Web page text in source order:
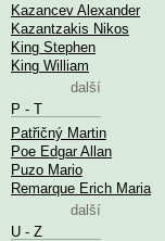
Kazancev Alexander
Kazantzakis Nikos
King Stephen
King William
další
P - T
Patřičný Martin
Poe Edgar Allan
Puzo Mario
Remarque Erich Maria
další
U - Z